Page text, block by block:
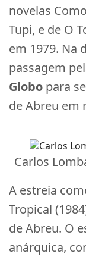
novelas
Tupi, e de O
em 1979. Na
passagem
Globo para
de Abreu em
Carlos
A estreia
Tropical
de Abreu. O
anárquica,